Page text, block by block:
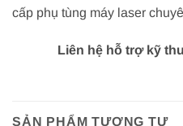
cấp phụ tùng máy laser
Liên hệ hỗ trợ kỹ
SẢN PHẨM TƯƠNG TỰ